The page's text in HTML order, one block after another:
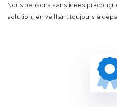
Nous pensons sans idées
solution, en veillant toujours à